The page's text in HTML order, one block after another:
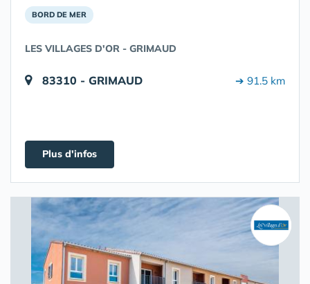
BORD DE MER
LES VILLAGES D'OR - GRIMAUD
83310 - GRIMAUD ➔ 91.5 km
Plus d'infos